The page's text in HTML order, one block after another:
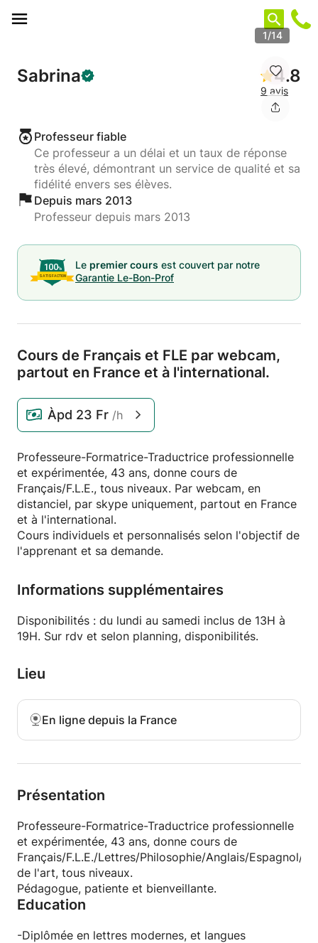
1/14
Sabrina 4.8
9 avis
Professeur fiable
Ce professeur a un délai et un taux de réponse
très élevé, démontrant un service de qualité et sa
fidélité envers ses élèves.
Depuis mars 2013
Professeur depuis mars 2013
Le premier cours est couvert par notre
Garantie Le-Bon-Prof
Cours de Français et FLE par webcam,
partout en France et à l'international.
Àpd 23 Fr /h
Professeure-Formatrice-Traductrice professionnelle
et expérimentée, 43 ans, donne cours de
Français/F.L.E., tous niveaux. Par webcam, en
distanciel, par skype uniquement, partout en France
et à l'international.
Cours individuels et personnalisés selon l'objectif de
l'apprenant et sa demande.
Informations supplémentaires
Disponibilités : du lundi au samedi inclus de 13H à
19H. Sur rdv et selon planning, disponibilités.
Lieu
En ligne depuis la France
Présentation
Professeure-Formatrice-Traductrice professionnelle
et expérimentée, 43 ans, donne cours de
Français/F.L.E./Lettres/Philosophie/Anglais/Espagnol/
de l'art, tous niveaux.
Pédagogue, patiente et bienveillante.
Education
-Diplômée en lettres modernes, et langues